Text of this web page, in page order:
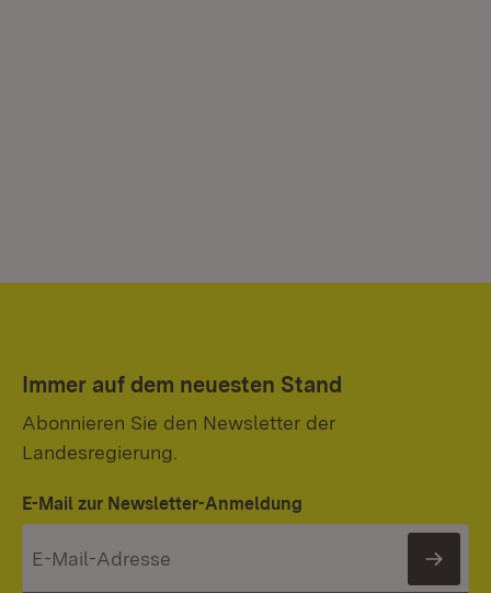
Immer auf dem neuesten Stand
Abonnieren Sie den Newsletter der
Landesregierung.
E-Mail zur Newsletter-Anmeldung